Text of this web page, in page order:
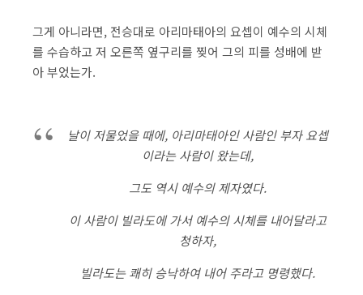
그게 아니라면, 전승대로 아리마태아의 요셉이 예수의 시체
를 수습하고 저 오른쪽 옆구리를 찢어 그의 피를 성배에 받
아 부었는가.
날이 저물었을 때에, 아리마태아인 사람인 부자 요셉
이라는 사람이 왔는데,
그도 역시 예수의 제자였다.
이 사람이 빌라도에 가서 예수의 시체를 내어달라고
청하자,
빌라도는 쾌히 승낙하여 내어 주라고 명령했다.